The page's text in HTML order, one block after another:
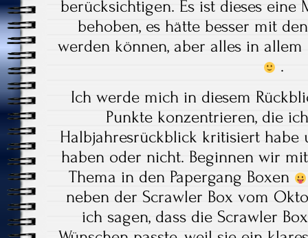
berücksichtigen. Es ist dieses eine
behoben, es hätte besser mit
werden können, aber alles in allem
.
Ich werde mich in diesem
Punkte konzentrieren, die
Halbjahresrückblick kritisiert habe
haben oder nicht. Beginnen wir
Thema in den Papergang Boxen
neben der Scrawler Box vom
ich sagen, dass die Scrawler